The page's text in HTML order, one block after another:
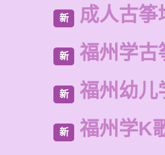
新 成人古筝
新 福州学古
新 福州幼儿
新 福州学K